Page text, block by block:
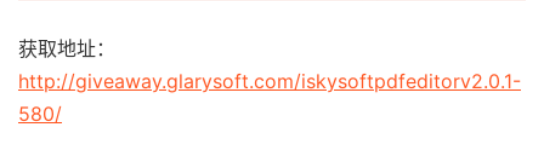
获取地址：
http://giveaway.glarysoft.com/iskysoftpdfeditorv2.0.1-
580/